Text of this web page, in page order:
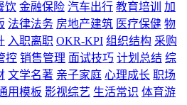
饮 金融保险 汽车出行 教育培训
加
法律法务 房地产建筑 医疗保健 物
入职离职 OKR-KPI 组织结构 采购
控 销售管理 面试技巧 计划总结 综
文学名著 亲子家庭 心理成长 职场
用模板 影视综艺 生活常识 体育游